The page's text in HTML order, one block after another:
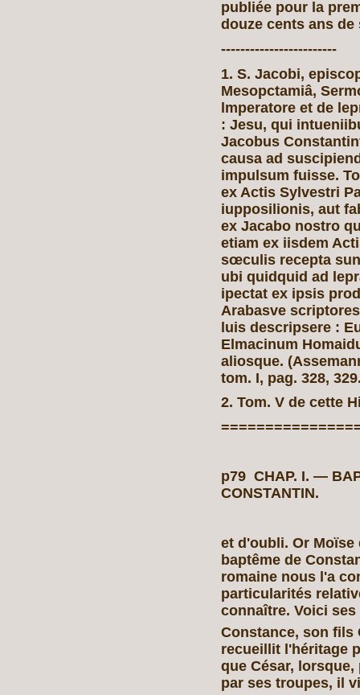
publiée pour la
douze cents ans de
------------------------
1. S. Jacobi,
Mesopctamiâ,
lmperatore et de
: Jesu, qui
Jacobus
causa ad
impulsum fuisse.
ex Actis Sylvestri
iupposilionis, aut
ex Jacabo nostro
etiam ex iisdem
sœculis recepta
ubi quidquid ad
ipectat ex ipsis
Arabasve
luis descripsere :
Elmacinum
aliosque.
tom. I, pag. 328,
2. Tom. V de cette
p79 CHAP. I. —
et d'oubli. Or
baptême de
romaine nous l'a
particularités
connaître. Voici
Constance, son fils
recueillit l'héritage
que César,
par ses troupes, il